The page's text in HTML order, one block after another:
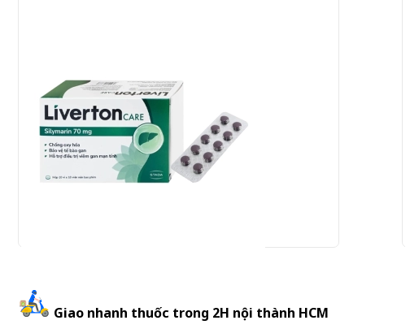
Giao nhanh thuốc trong 2H nội thành HCM